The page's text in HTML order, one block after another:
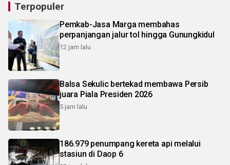
Terpopuler
Pemkab-Jasa Marga membahas
perpanjangan jalur tol hingga Gunungkidul
12 jam lalu
Balsa Sekulic bertekad membawa Persib
juara Piala Presiden 2026
5 jam lalu
186.979 penumpang kereta api melalui
stasiun di Daop 6